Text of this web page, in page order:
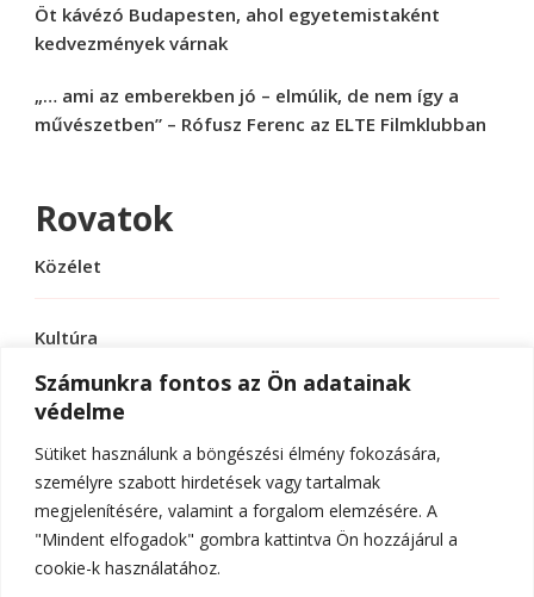
Számunkra fontos az Ön adatainak
védelme
Sütiket használunk a böngészési élmény fokozására,
személyre szabott hirdetések vagy tartalmak
megjelenítésére, valamint a forgalom elemzésére. A
"Mindent elfogadok" gombra kattintva Ön hozzájárul a
cookie-k használatához.
Öt kávézó Budapesten, ahol egyetemistaként
kedvezmények várnak
„… ami az emberekben jó – elmúlik, de nem így a
művészetben” – Rófusz Ferenc az ELTE Filmklubban
Rovatok
Közélet
Kultúra
Sport
Tudomány